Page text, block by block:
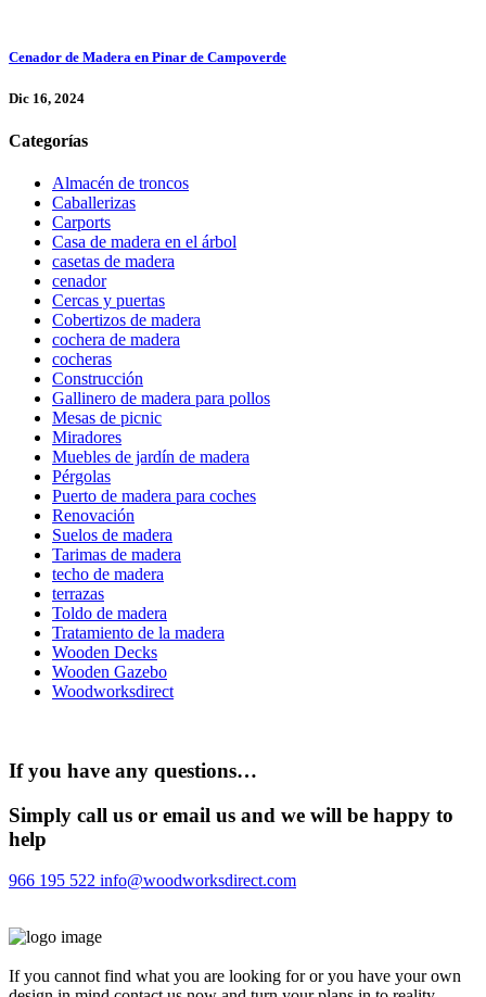
Cenador de Madera en Pinar de Campoverde
Dic 16, 2024
Categorías
Almacén de troncos
Caballerizas
Carports
Casa de madera en el árbol
casetas de madera
cenador
Cercas y puertas
Cobertizos de madera
cochera de madera
cocheras
Construcción
Gallinero de madera para pollos
Mesas de picnic
Miradores
Muebles de jardín de madera
Pérgolas
Puerto de madera para coches
Renovación
Suelos de madera
Tarimas de madera
techo de madera
terrazas
Toldo de madera
Tratamiento de la madera
Wooden Decks
Wooden Gazebo
Woodworksdirect
If you have any questions…
Simply call us or email us and we will be happy to
help
966 195 522 info@woodworksdirect.com
If you cannot find what you are looking for or you have your own